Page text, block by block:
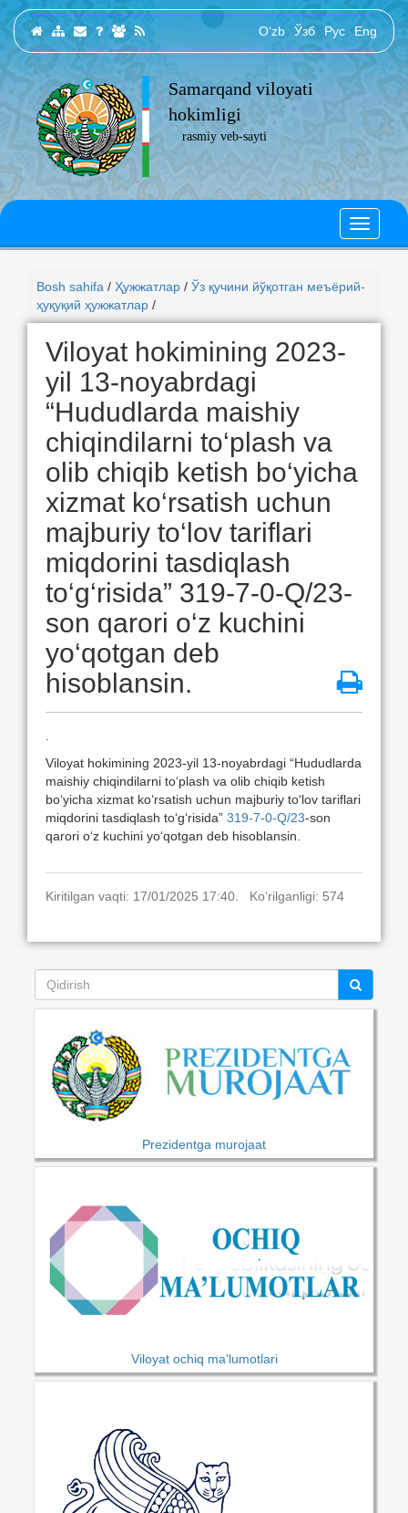
O‘zb Ўзб Рус Eng
Samarqand viloyati
hokimligi
rasmiy veb-sayti
Bosh sahifa / Ҳужжатлар / Ўз қучини йўқотган меъёрий-
ҳуқуқий ҳужжатлар /
Viloyat hokimining 2023-
yil 13-noyabrdagi
“Hududlarda maishiy
chiqindilarni to‘plash va
olib chiqib ketish bo‘yicha
xizmat ko‘rsatish uchun
majburiy to‘lov tariflari
miqdorini tasdiqlash
to‘g‘risida” 319-7-0-Q/23-
son qarori o‘z kuchini
yo‘qotgan deb
hisoblansin.
Viloyat hokimining 2023-yil 13-noyabrdagi “Hududlarda
maishiy chiqindilarni to‘plash va olib chiqib ketish
bo‘yicha xizmat ko‘rsatish uchun majburiy to‘lov tariflari
miqdorini tasdiqlash to‘g‘risida” 319-7-0-Q/23-son
qarori o‘z kuchini yo‘qotgan deb hisoblansin.
Kiritilgan vaqti: 17/01/2025 17:40. Ko‘rilganligi: 574
Prezidentga murojaat
Viloyat ochiq ma'lumotlari